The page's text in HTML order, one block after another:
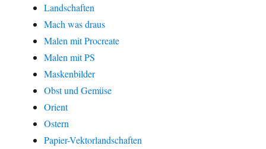
Landschaften
Mach was draus
Malen mit Procreate
Malen mit PS
Maskenbilder
Obst und Gemüse
Orient
Ostern
Papier-Vektorlandschaften